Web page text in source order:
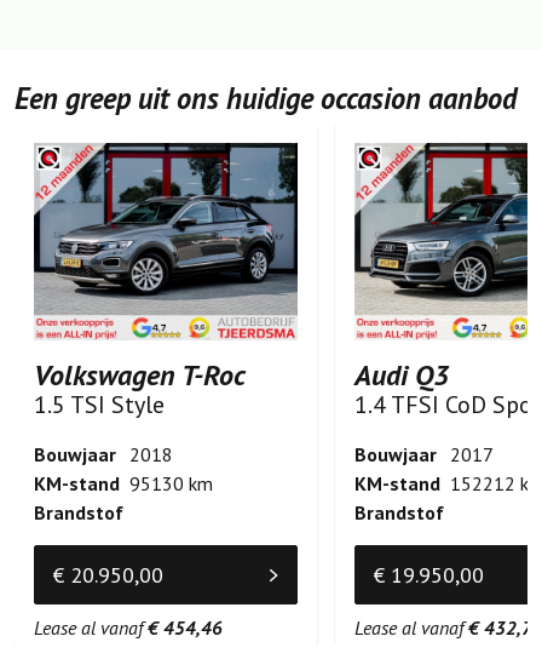
Een greep uit ons huidige occasion aanbod
Volkswagen T-Roc
1.5 TSI Style
Bouwjaar 2018
KM-stand 95130 km
Brandstof
€ 20.950,00
Lease al vanaf€ 454,46
Audi Q3
Bouwjaar
2017
KM-stand 152212
Brandstof
€ 19.950,00
Lease al vanaf€ 432,77